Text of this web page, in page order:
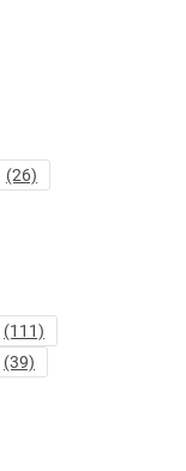
(26)
(111)
(39)